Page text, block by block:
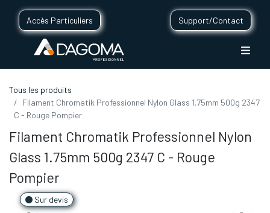
Accès Particuliers Support/Contact
Tous les produits
Filament Chromatik Professionnel Nylon Glass 1.75mm 500g 2347
C - Rouge Pompier
Filament Chromatik Professionnel Nylon
Glass 1.75mm 500g 2347 C - Rouge
Pompier
Sur devis